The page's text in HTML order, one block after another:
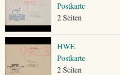
Postkarte
2 Seiten
HWE
Postkarte
2 Seiten